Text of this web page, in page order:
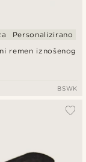
remen iznošenog
Personalizirano
BSWK